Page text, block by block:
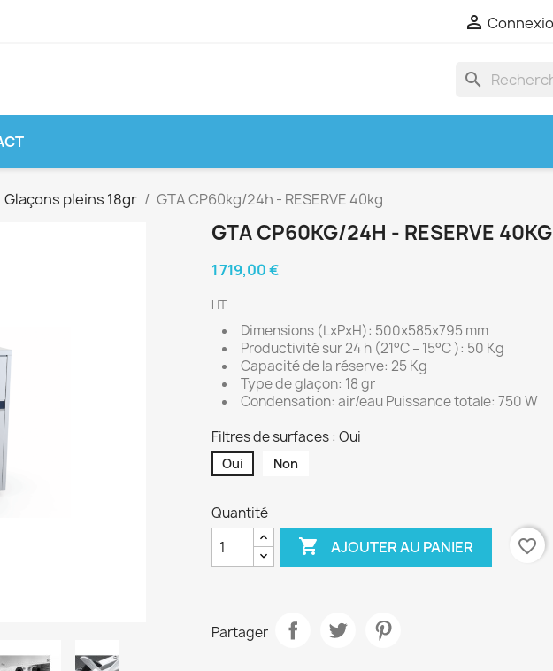

search
Glaçons pleins 18gr GTA CP60kg/24h - RESERVE 40kg
GTA CP60KG/24H - RESERVE 40KG
1 719,00 €
HT
Dimensions (LxPxH): 500x585x795 mm
Productivité sur 24 h (21°C – 15°C ): 50 Kg
Capacité de la réserve: 25 Kg
Type de glaçon: 18 gr
Condensation: air/eau Puissance totale: 750 W
Filtres de surfaces : Oui
Oui Non
Quantité
 AJOUTER AU PANIER favorite_border
Partager